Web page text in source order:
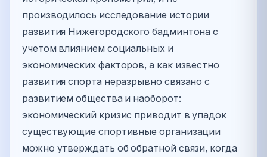
производилось исследование истории
развития Нижегородского бадминтона с
учетом влиянием социальных и
экономических факторов, а как известно
развития спорта неразрывно связано с
развитием общества и наоборот:
экономический кризис приводит в упадок
существующие спортивные организации
можно утверждать об обратной связи, когда